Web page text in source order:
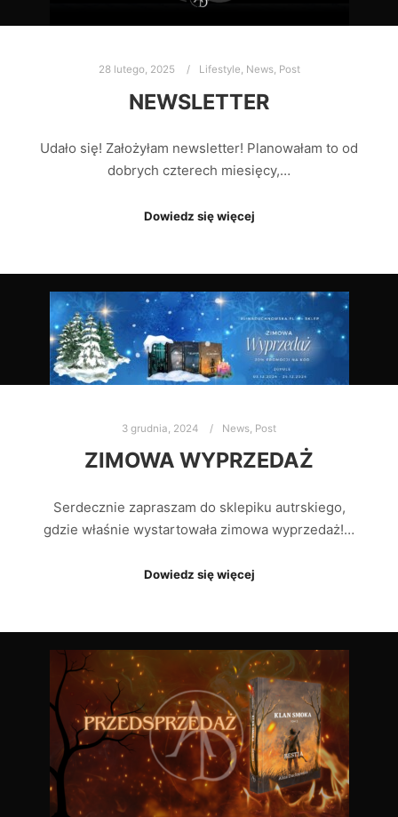
28 lutego, 2025 Lifestyle, News, Post
NEWSLETTER
Udało się! Założyłam newsletter! Planowałam to od
dobrych czterech miesięcy,…
Dowiedz się więcej
3 grudnia, 2024 News Post
ZIMOWA WYPRZEDAŻ
Serdecznie zapraszam do sklepiku autrskiego,
gdzie właśnie wystartowała zimowa wyprzedaż!…
Dowiedz się więcej